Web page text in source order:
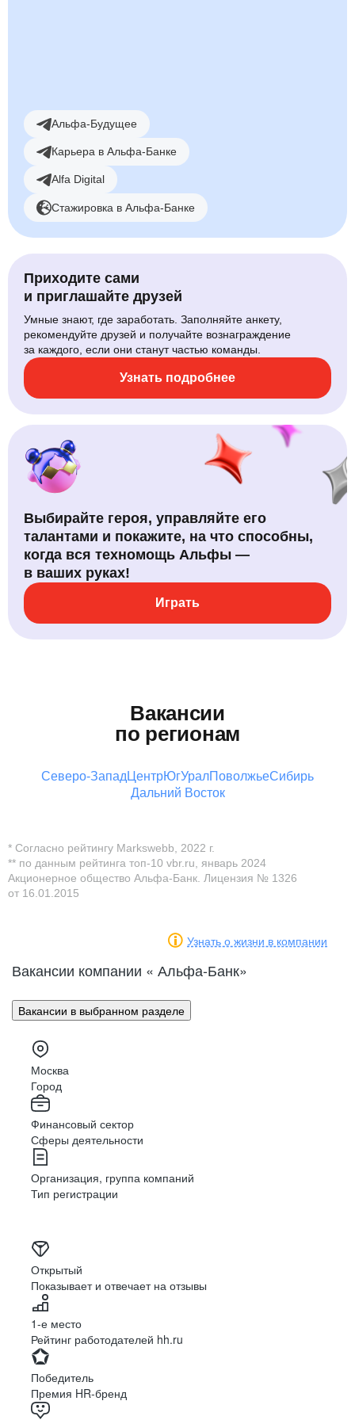
Карьера в Альфа-Банке
Альфа-Будущее
Alfa Digital
Стажировка в Альфа-Банке
Приходите сами
и приглашайте друзей
Умные знают, где заработать. Заполняйте анкету,
рекомендуйте друзей и получайте вознаграждение
за каждого, если они станут частью команды.
Узнать подробнее
Выбирайте героя, управляйте его
талантами и покажите, на что способны,
когда вся техномощь Альфы —
в ваших руках!
Играть
Вакансии
по регионам
Северо-Запад ЦентрЮгУралПоволжьеСибирь
Дальний Восток
* Согласно рейтингу Markswebb, 2022 г.
** по данным рейтинга топ-10 vbr.ru, январь 2024
Акционерное общество Альфа-Банк. Лицензия № 1326
от 16.01.2015
Узнать о жизни в компании
Вакансии компании « Альфа-Банк»
Вакансии в выбранном разделе
Москва
Город
Финансовый сектор
Сферы деятельности
Организация, группа компаний
Тип регистрации
Открытый
Показывает и отвечает на отзывы
1-е место
Рейтинг работодателей hh.ru
Победитель
Премия HR-бренд